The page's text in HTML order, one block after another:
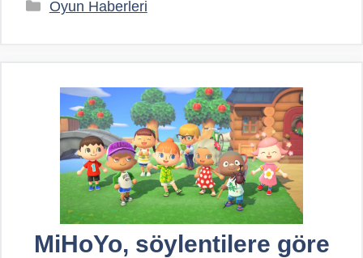
Oyun Haberleri
MiHoYo, söylentilere göre